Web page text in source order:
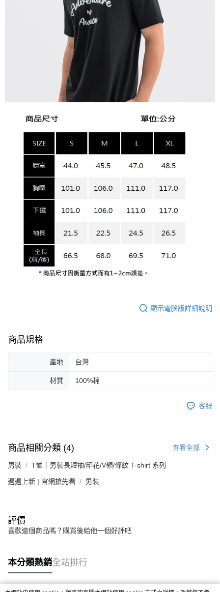
顯示電腦版詳細說明
商品規格
產地 台灣
材質 100%棉
客服
商品相關分類 (4) 查看全部
男裝 T恤｜男裝長短袖/印花/V領/條紋 T-shirt 系列
週週上新 | 官網搶先看 男裝
評價
喜歡這個商品嗎？購買後給他一個好評吧
本分類熱銷全站排行